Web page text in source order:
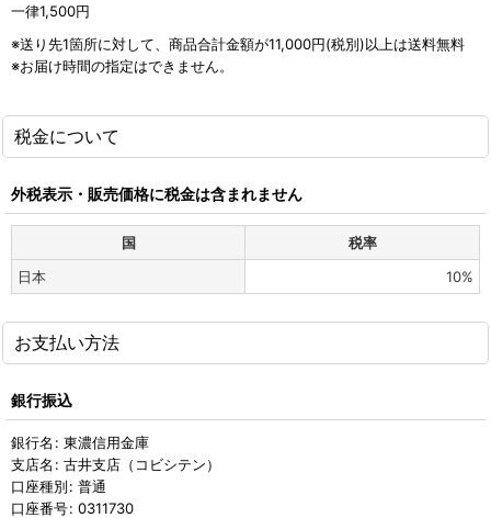
一律1,500円
※送り先1箇所に対して、商品合計金額が11,000円(税別)以上は送料無料
※お届け時間の指定はできません。
税金について
外税表示・販売価格に税金は含まれません
国
税率
日本
10%
お支払い方法
銀行振込
銀行名 : 東濃信用金庫
支店名 : 古井支店（コビシテン）
口座種別: 普通
口座番号: 0311730